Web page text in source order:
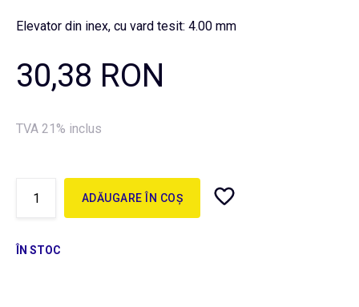
Elevator din inex, cu vard tesit: 4.00 mm
30,38 RON
TVA 21% inclus
ADĂUGARE ÎN COȘ
ÎN STOC